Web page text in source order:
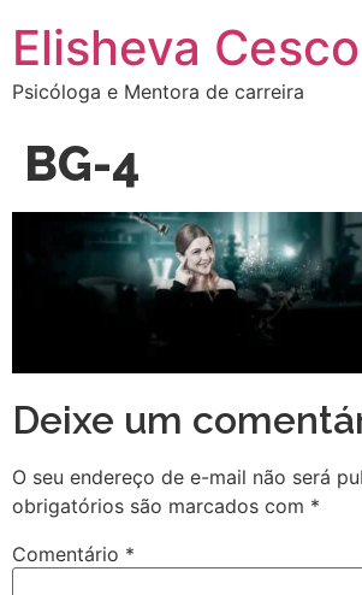
Elisheva Cesco
Psicóloga e Mentora de carreira
BG-4
Deixe um
O seu endereço de e-mail não será
obrigatórios são marcados com *
Comentário *